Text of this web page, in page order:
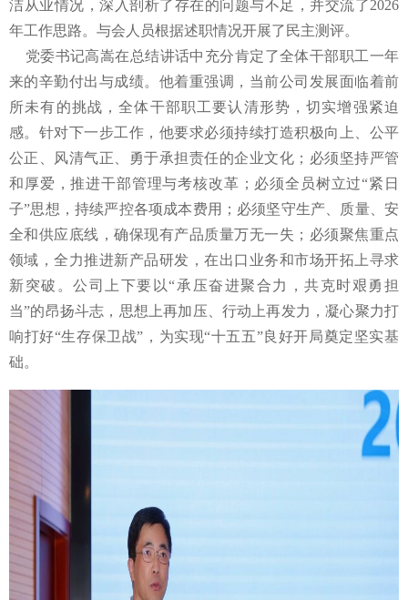
洁从业情况，深入剖析了存在的问题与不足，并交流了2026
年工作思路。与会人员根据述职情况开展了民主测评。
党委书记高嵩在总结讲话中充分肯定了全体干部职工一年
来的辛勤付出与成绩。他着重强调，当前公司发展面临着前
所未有的挑战，全体干部职工要认清形势，切实增强紧迫
感。针对下一步工作，他要求必须持续打造积极向上、公平
公正、风清气正、勇于承担责任的企业文化；必须坚持严管
和厚爱，推进干部管理与考核改革；必须全员树立过“紧日
子”思想，持续严控各项成本费用；必须坚守生产、质量、安
全和供应底线，确保现有产品质量万无一失；必须聚焦重点
领域，全力推进新产品研发，在出口业务和市场开拓上寻求
新突破。公司上下要以“承压奋进聚合力，共克时艰勇担
当”的昂扬斗志，思想上再加压、行动上再发力，凝心聚力打
响打好“生存保卫战”，为实现“十五五”良好开局奠定坚实基
础。